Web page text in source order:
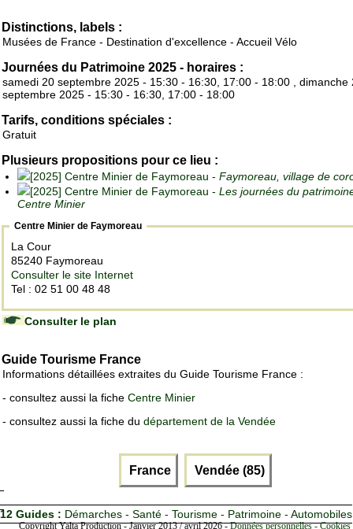
Distinctions, labels :
Musées de France - Destination d'excellence - Accueil Vélo
Journées du Patrimoine 2025 - horaires :
samedi 20 septembre 2025 - 15:30 - 16:30, 17:00 - 18:00 , dimanche
septembre 2025 - 15:30 - 16:30, 17:00 - 18:00
Tarifs, conditions spéciales :
Gratuit
Plusieurs propositions pour ce lieu :
[2025] Centre Minier de Faymoreau - Faymoreau, village de
[2025] Centre Minier de Faymoreau - Les journées du
Centre Minier
Centre Minier de Faymoreau
La Cour
85240 Faymoreau
Consulter le site Internet
Tel : 02 51 00 48 48
Consulter le plan
Guide Tourisme France
Informations détaillées extraites du Guide Tourisme France :
- consultez aussi la fiche Centre Minier
- consultez aussi la fiche du département de la Vendée
France Vendée (85)
12 Guides : Démarches - Santé - Tourisme - Patrimoine - Automobiles
Copyright Yalta Production - Janvier 2013 / avril 2026 -Données personnelles -